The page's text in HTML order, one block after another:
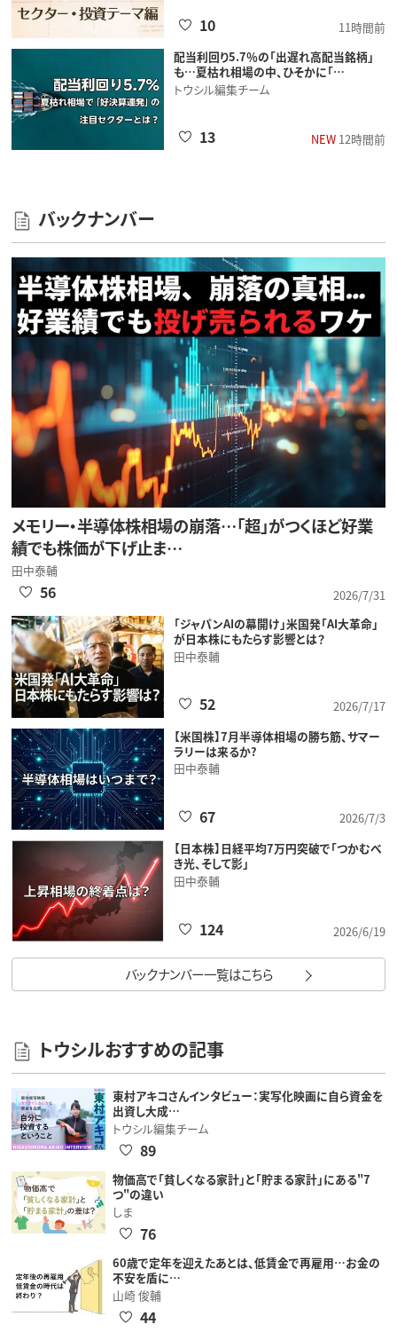
11時間前
10
配当利回り5.7％の「出遅れ高配当銘柄」
も…夏枯れ相場の中、ひそかに「…
トウシル編集チーム
NEW12時間前
13
バックナンバー
メモリー・半導体株相場の崩落…「超」がつくほど好業
績でも株価が下げ止ま…
田中泰輔
2026/7/31
56
「ジャパンAIの幕開け」米国発「AI大革命」
が日本株にもたらす影響とは？
田中泰輔
2026/7/17
52
【米国株】7月半導体相場の勝ち筋、サマー
ラリーは来るか?
田中泰輔
2026/7/3
67
【日本株】日経平均7万円突破で「つかむべ
き光、そして影」
田中泰輔
2026/6/19
124
バックナンバー一覧はこちら
トウシルおすすめの記事
東村アキコさんインタビュー：実写化映画に自ら資金を
出資し大成…
トウシル編集チーム
89
物価高で「貧しくなる家計」と「貯まる家計」にある"7
つ"の違い
しま
76
60歳で定年を迎えたあとは、低賃金で再雇用…お金の
不安を盾に…
山崎 俊輔
44